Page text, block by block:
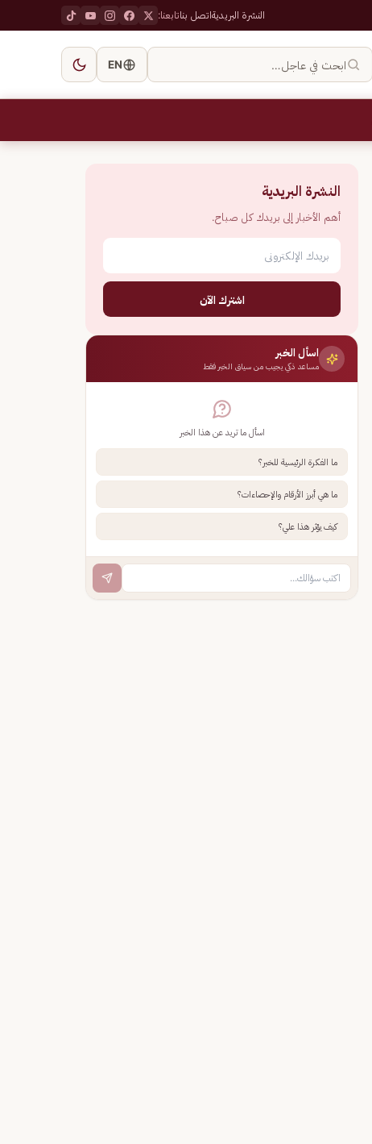
النشرة البريديةاتصل بناتابعنا:
ابحث في عاجل… EN
النشرة البريدية
أهم الأخبار إلى بريدك كل صباح.
اشترك الآن
اسأل الخبر
مساعد ذكي يجيب من سياق الخبر فقط
اسأل ما تريد عن هذا الخبر
ما الفكرة الرئيسية للخبر؟
ما هي أبرز الأرقام والإحصاءات؟
كيف يؤثر هذا علي؟